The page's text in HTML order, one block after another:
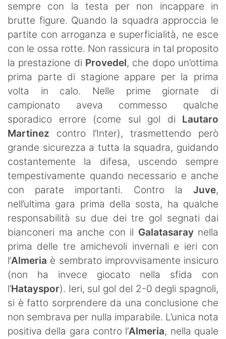
sempre con la testa per non incappare in
brutte figure. Quando la squadra approccia le
partite con arroganza e superficialità, ne esce
con le ossa rotte. Non rassicura in tal proposito
la prestazione di Provedel, che dopo un’ottima
prima parte di stagione appare per la prima
volta in calo. Nelle prime giornate di
campionato aveva commesso qualche
sporadico errore (come sul gol di Lautaro
Martinez contro l’Inter), trasmettendo però
grande sicurezza a tutta la squadra, guidando
costantemente la difesa, uscendo sempre
tempestivamente quando necessario e anche
con parate importanti. Contro la Juve,
nell’ultima gara prima della sosta, ha qualche
responsabilità su due dei tre gol segnati dai
bianconeri ma anche con il Galatasaraynella
prima delle tre amichevoli invernali e ieri con
l’Almeria è sembrato improvvisamente insicuro
(non ha invece giocato nella sfida con
l’Hatayspor). Ieri, sul gol del 2-0 degli spagnoli,
si è fatto sorprendere da una conclusione che
non sembrava per nulla imparabile. L’unica nota
positiva della gara contro l’Almeria, nella quale